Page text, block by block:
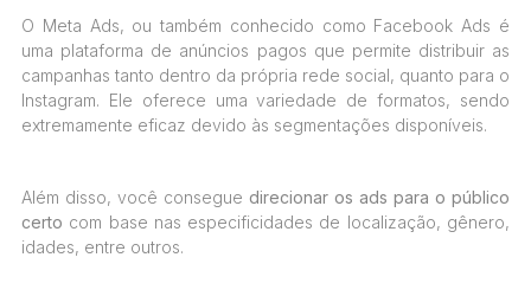
O Meta Ads, ou também conhecido como Facebook Ads é
uma plataforma de anúncios pagos que permite distribuir as
campanhas tanto dentro da própria rede social, quanto para o
Instagram. Ele oferece uma variedade de formatos, sendo
extremamente eficaz devido às segmentações disponíveis.
Além disso, você consegue direcionar os ads para o público
certo com base nas especificidades de localização, gênero,
idades, entre outros.